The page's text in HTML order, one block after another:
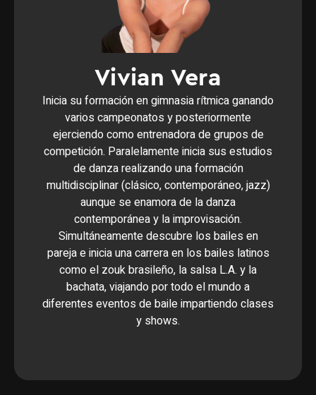
Vivian Vera
Inicia su formación en gimnasia rítmica ganando
varios campeonatos y posteriormente
ejerciendo como entrenadora de grupos de
competición. Paralelamente inicia sus estudios
de danza realizando una formación
multidisciplinar (clásico, contemporáneo, jazz)
aunque se enamora de la danza
contemporánea y la improvisación.
Simultáneamente descubre los bailes en
pareja e inicia una carrera en los bailes latinos
como el zouk brasileño, la salsa L.A. y la
bachata, viajando por todo el mundo a
diferentes eventos de baile impartiendo clases
y shows.